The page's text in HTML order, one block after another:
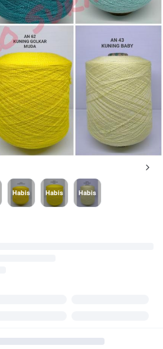
TOSCA
Habis
AN 56 K.GOLKAR
Habis
AN 62 K.G. MUDA
Habis
AN 43 K.BABY